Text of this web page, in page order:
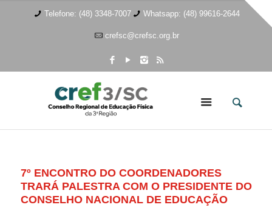
Telefone: (48) 3348-7007 Whatsapp: (48) 99616-2644
crefsc@crefsc.org.br
7º ENCONTRO DO COORDENADORES
TRARÁ PALESTRA COM O PRESIDENTE DO
CONSELHO NACIONAL DE EDUCAÇÃO